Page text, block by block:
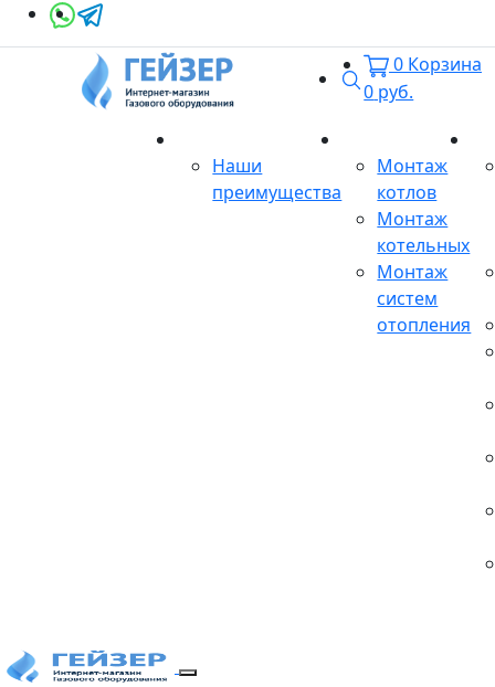
Поиск
0 Корзина
0 руб.
Наши
преимущества
Монтаж
котлов
Монтаж
котельных
Монтаж
систем
отопления